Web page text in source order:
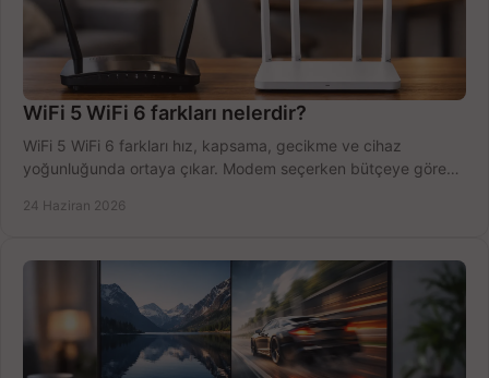
WiFi 5 WiFi 6 farkları nelerdir?
WiFi 5 WiFi 6 farkları hız, kapsama, gecikme ve cihaz
yoğunluğunda ortaya çıkar. Modem seçerken bütçeye göre
24 Haziran 2026